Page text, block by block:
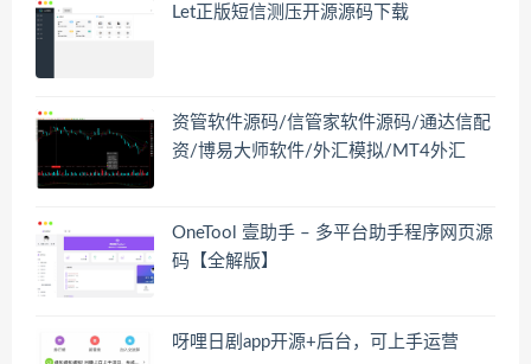
Let正版短信测压开源源码下载
资管软件源码/信管家软件源码/通达信配
资/博易大师软件/外汇模拟/MT4外汇
OneTool 壹助手 – 多平台助手程序网页源
码【全解版】
呀哩日剧app开源+后台，可上手运营